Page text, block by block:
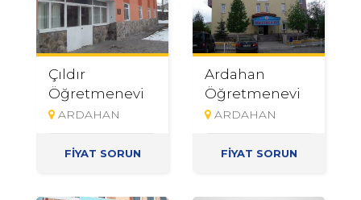
Çıldır
Öğretmenevi
ARDAHAN
FİYAT SORUN
Ardahan
Öğretmenevi
ARDAHAN
FİYAT SORUN